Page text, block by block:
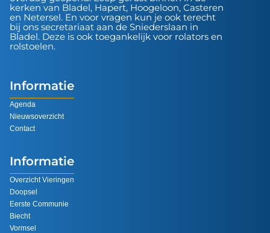
kerken van Bladel, Hapert, Hoogeloon, Casteren
en Netersel. En voor vragen kun je ook terecht
bij ons secretariaat aan de Sniederslaan in
Bladel. Deze is ook toegankelijk voor rolators en
rolstoelen.
Informatie
Agenda
Nieuwsoverzicht
Contact
Informatie
Overzicht Vieringen
Doopsel
Eerste Communie
Biecht
Vormsel